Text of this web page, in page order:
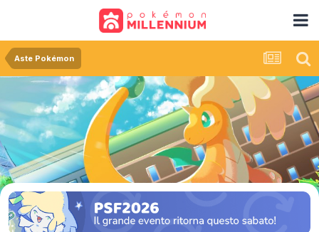
Aste Pokémon